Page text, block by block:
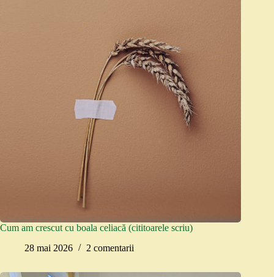
Cum am crescut cu boala celiacă (cititoarele scriu)
28 mai 2026
2 comentarii